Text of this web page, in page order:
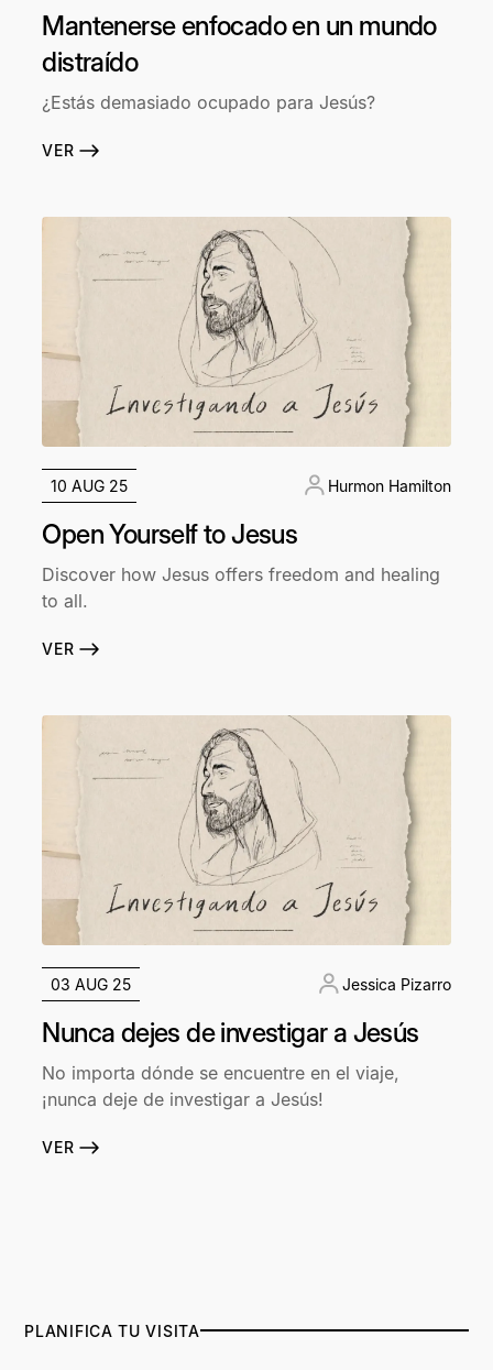
Mantenerse enfocado en un mundo
distraído
¿Estás demasiado ocupado para Jesús?
VER
10 AUG 25 Hurmon Hamilton
Open Yourself to Jesus
Discover how Jesus offers freedom and healing
to all.
VER
03 AUG 25 Jessica Pizarro
Nunca dejes de investigar a Jesús
No importa dónde se encuentre en el viaje,
¡nunca deje de investigar a Jesús!
VER
PLANIFICA TU VISITA